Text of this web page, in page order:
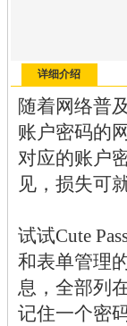
详细介绍
随着网络普
账户密码的
对应的账户
见，损失可
试试Cute
和表单管理
息，全部列
记住一个密